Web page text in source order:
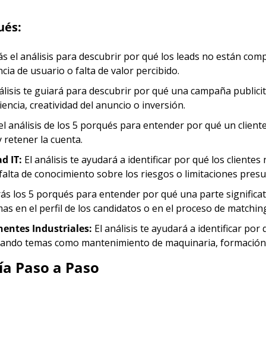
el análisis para descubrir por qué los leads no están
de usuario o falta de valor percibido.
te guiará para descubrir por qué una campaña
creatividad del anuncio o inversión.
análisis de los 5 porqués para entender por qué un
la cuenta.
IT: El análisis te ayudará a identificar por qué los
de conocimiento sobre los riesgos o limitaciones
los 5 porqués para entender por qué una parte
en el perfil de los candidatos o en el proceso de
Industriales: El análisis te ayudará a identificar
temas como mantenimiento de maquinaria,
Paso a Paso